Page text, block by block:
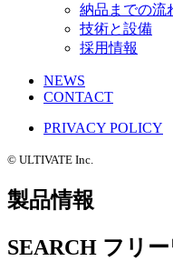
納品までの流
技術と設備
採用情報
NEWS
CONTACT
PRIVACY POLICY
©️ ULTIVATE Inc.
製品情報
SEARCH フリ